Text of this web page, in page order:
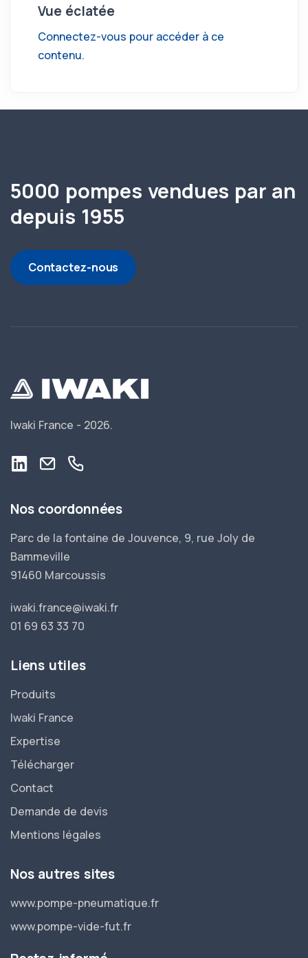
Vue éclatée
Connectez-vous pour accéder à ce
contenu.
5000 pompes vendues par an
depuis 1955
Contactez-nous
Iwaki France - 2026.
Nos coordonnées
Parc de la fontaine de Jouvence, 9, rue Joly de
Bammeville
91460 Marcoussis
iwaki.france@iwaki.fr
01 69 63 33 70
Liens utiles
Produits
Iwaki France
Expertise
Télécharger
Contact
Demande de devis
Mentions légales
Nos autres sites
www.pompe-pneumatique.fr
www.pompe-vide-fut.fr